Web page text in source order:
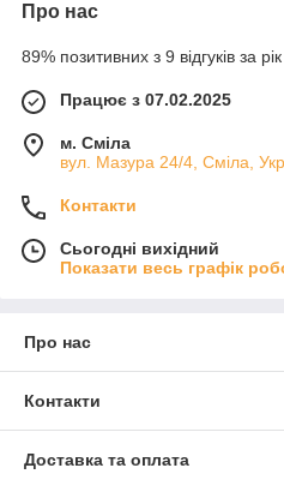
📞 Консультація при виборі —
🎁 Часті знижки на набори
Додайте м’якості, кольору та
Перший магазин корисних
деталі 🛋️💖
Про нас
89% позитивних з 9 відгуків за рік
Працює з 07.02.2025
м. Сміла
вул. Мазура 24/4, Сміла,
Контакти
Сьогодні вихідний
Показати весь графік
Про нас
Контакти
Доставка та оплата